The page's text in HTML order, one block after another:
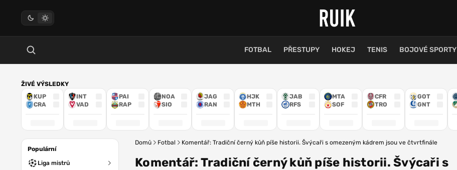
FOTBAL PŘESTUPY HOKEJ TENIS BOJOVÉ SPORTY
ŽIVÉ VÝSLEDKY
KUP
CRA
INT
VAD
PAI
RAP
NOA
SIO
JAG
RAN
HJK
MTH
JAB
RFS
MTA
SOF
CFR
TRO
GOT
GNT
Populární
Liga mistrů
Domů Fotbal Komentář: Tradiční černý kůň píše historii. Švýcaři s omezeným kádrem jsou ve čtvrtfinále
Komentář: Tradiční černý kůň píše historii. Švýcaři s